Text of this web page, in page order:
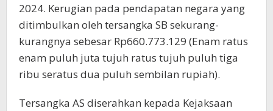
2024. Kerugian pada pendapatan negara yang
ditimbulkan oleh tersangka SB sekurang-
kurangnya sebesar Rp660.773.129 (Enam ratus
enam puluh juta tujuh ratus tujuh puluh tiga
ribu seratus dua puluh sembilan rupiah).
Tersangka AS diserahkan kepada Kejaksaan